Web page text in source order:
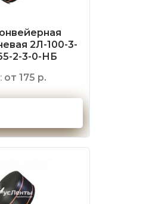
2Л-100-3-
2-3-0-НБ
от 175 р.